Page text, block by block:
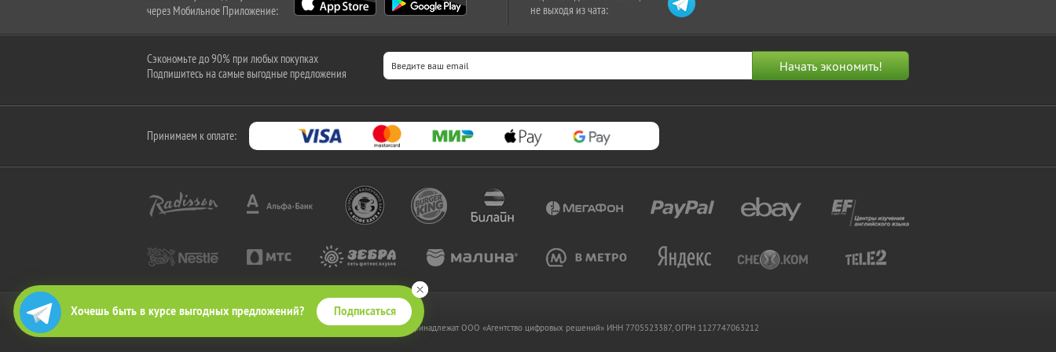
Хочешь быть в курсе выгодных предложений? Подписаться
через Мобильное Приложение:
не выходя из чата:
Сэкономьте до 90% при любых покупках
Подпишитесь на самые выгодные предложения
Принимаем к оплате:
2010-2026 © КупиКупон. Все права защищены.
Все права на товарный знак "КупиКупон" и на сайт www.kupikupon.ru принадлежат OOO «Агентство цифровых решений» ИНН 7705523387, ОГРН 1127747063212